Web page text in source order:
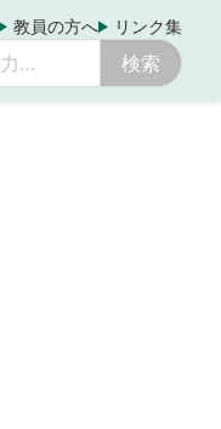
教員の方へ リンク集